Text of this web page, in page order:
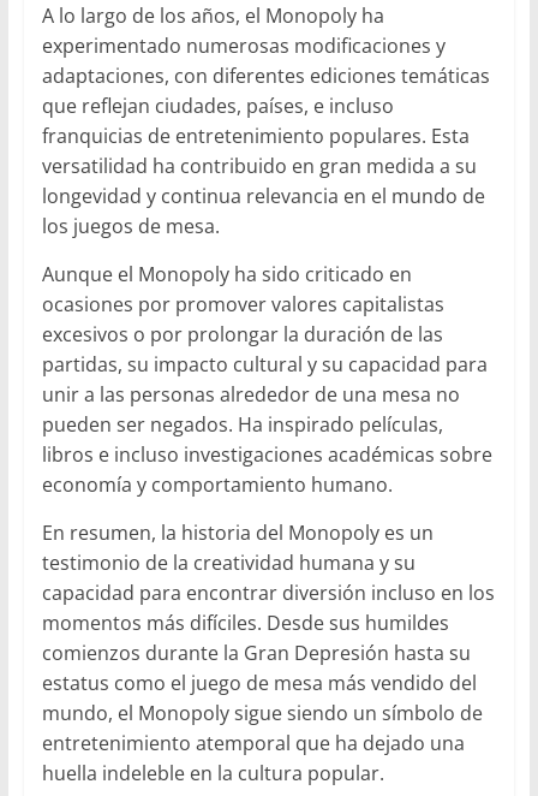
A lo largo de los años, el Monopoly ha
experimentado numerosas modificaciones y
adaptaciones, con diferentes ediciones temáticas
que reflejan ciudades, países, e incluso
franquicias de entretenimiento populares. Esta
versatilidad ha contribuido en gran medida a su
longevidad y continua relevancia en el mundo de
los juegos de mesa.
Aunque el Monopoly ha sido criticado en
ocasiones por promover valores capitalistas
excesivos o por prolongar la duración de las
partidas, su impacto cultural y su capacidad para
unir a las personas alrededor de una mesa no
pueden ser negados. Ha inspirado películas,
libros e incluso investigaciones académicas sobre
economía y comportamiento humano.
En resumen, la historia del Monopoly es un
testimonio de la creatividad humana y su
capacidad para encontrar diversión incluso en los
momentos más difíciles. Desde sus humildes
comienzos durante la Gran Depresión hasta su
estatus como el juego de mesa más vendido del
mundo, el Monopoly sigue siendo un símbolo de
entretenimiento atemporal que ha dejado una
huella indeleble en la cultura popular.